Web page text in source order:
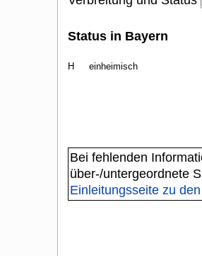
Status in Bayern
H einheimisch
Bei fehlenden
über-/untergeordnete
Einleitungsseite zu